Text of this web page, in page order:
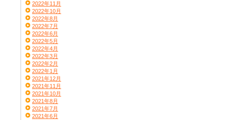
2022年11月
2022年10月
2022年8月
2022年7月
2022年6月
2022年5月
2022年4月
2022年3月
2022年2月
2022年1月
2021年12月
2021年11月
2021年10月
2021年8月
2021年7月
2021年6月